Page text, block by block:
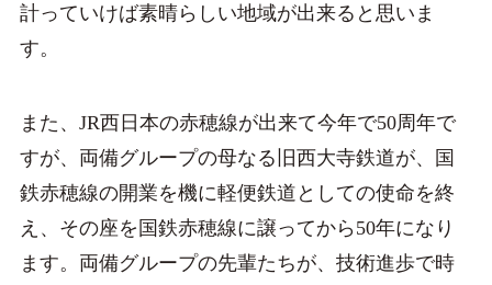
計っていけば素晴らしい地域が出来ると思いま
す。
また、JR西日本の赤穂線が出来て今年で50周年で
すが、両備グループの母なる旧西大寺鉄道が、国
鉄赤穂線の開業を機に軽便鉄道としての使命を終
え、その座を国鉄赤穂線に譲ってから50年になり
ます。両備グループの先輩たちが、技術進歩で時